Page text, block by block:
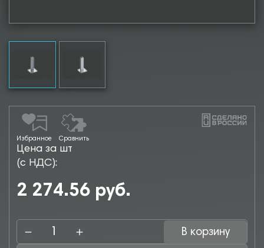
Избранное Сравнить
Цена за шт
(с НДС):
2 274.56 руб.
В корзину